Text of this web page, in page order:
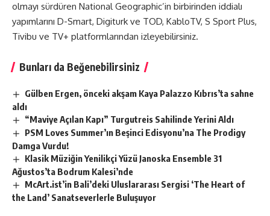
olmayı sürdüren National Geographic’in birbirinden iddialı
yapımlarını D-Smart, Digiturk ve TOD, KabloTV, S Sport Plus,
Tivibu ve TV+ platformlarından izleyebilirsiniz.
Bunları da Beğenebilirsiniz
Gülben Ergen, önceki akşam Kaya Palazzo Kıbrıs’ta sahne
aldı
“Maviye Açılan Kapı” Turgutreis Sahilinde Yerini Aldı
PSM Loves Summer’ın Beşinci Edisyonu’na The Prodigy
Damga Vurdu!
Klasik Müziğin Yenilikçi Yüzü Janoska Ensemble 31
Ağustos’ta Bodrum Kalesi’nde
McArt.ist’in Bali’deki Uluslararası Sergisi ‘The Heart of
the Land’ Sanatseverlerle Buluşuyor